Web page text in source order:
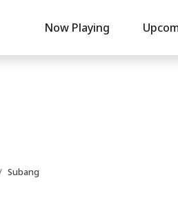
Now Playing
Subang